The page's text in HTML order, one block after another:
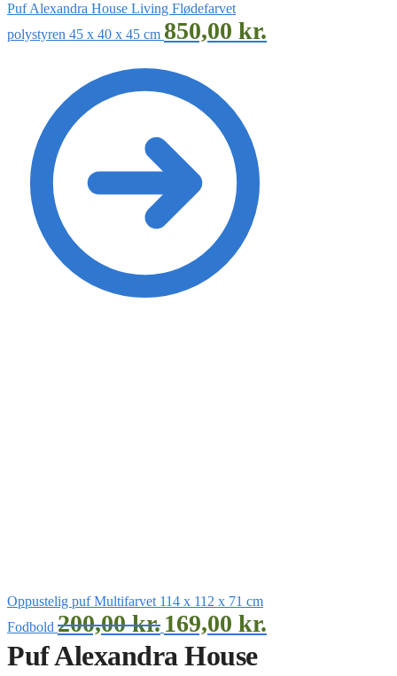
Puf Alexandra House Living Flødefarvet
polystyren 45 x 40 x 45 cm 850,00 kr.
Oppustelig puf Multifarvet 114 x 112 x 71 cm
Fodbold 200,00kr.169,00 kr.
Puf Alexandra House